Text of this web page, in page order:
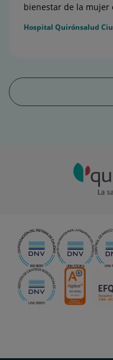
bienestar de la mujer
Hospital Quirónsalud